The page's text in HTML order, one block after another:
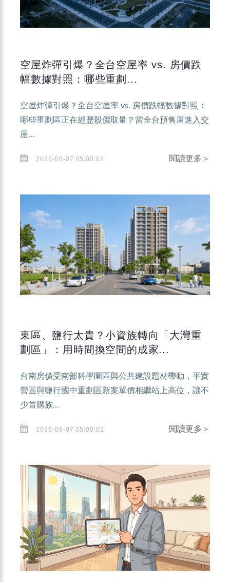
空屋炸彈引爆？全台空屋率 vs. 房價跌
幅數據對照：哪些重劃...
空屋炸彈引爆？全台空屋率 vs. 房價跌幅數據對照：
哪些重劃區正在經歷殺價取量？當全台預售屋進入交
屋...
2026-08-07 05:00:02 閱讀更多＞
東區、鹽行太貴？小資族轉向「大灣重
劃區」：用時間換空間的成家...
台南房價受南部科學園區與公共建設題材帶動，平實
營區與鹽行國中重劃區新案單價相繼站上高位，讓不
少首購族...
2026-08-07 05:00:02 閱讀更多＞